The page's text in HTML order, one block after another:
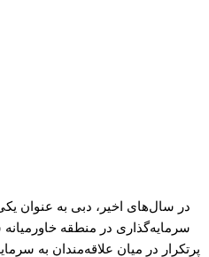
در سال‌های اخیر، دبی به عنوان
سرمایه‌گذاری در منطقه
پر‌تکرار در میان علاقه‌مندان به